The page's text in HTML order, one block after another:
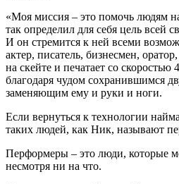
«Моя миссия – это помочь людям
так определил для себя цель всей
И он стремится к ней всеми
актер, писатель, бизнесмен,
на скейте и печатает со скоростью
благодаря чудом сохранившимся
заменяющим ему и руки и ноги.
Если вернуться к технологии
таких людей, как Ник, называют
Перформеры – это люди, которые
несмотря ни на что.